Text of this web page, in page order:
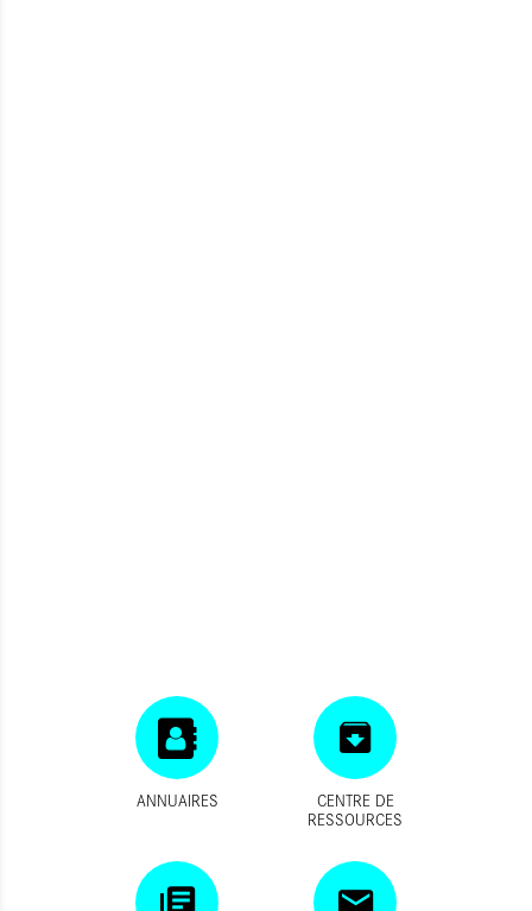
ANNUAIRES
CENTRE DE
RESSOURCES